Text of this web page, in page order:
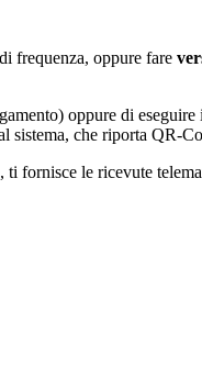
frequenza, oppure fare
oppure di eseguire
sistema, che riporta QR-
fornisce le ricevute